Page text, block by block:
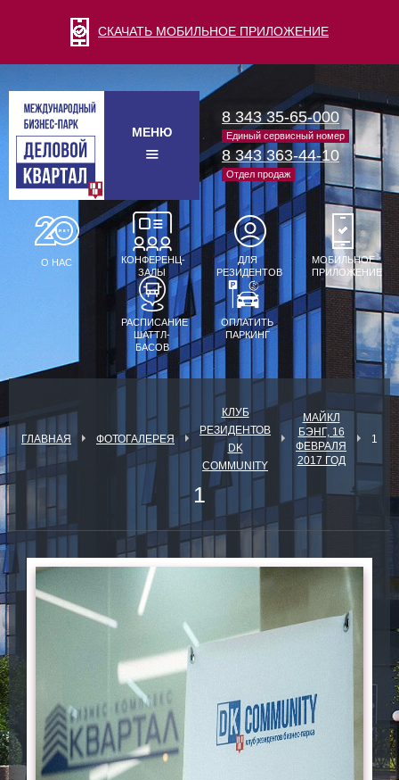
СКАЧАТЬ МОБИЛЬНОЕ ПРИЛОЖЕНИЕ
МЕНЮ
8 343 35-65-000
Единый сервисный номер
8 343 363-44-10
Отдел продаж
О НАС
КОНФЕРЕНЦ-
ЗАЛЫ
ДЛЯ
РЕЗИДЕНТОВ
МОБИЛЬНОЕ
ПРИЛОЖЕНИЕ
РАСПИСАНИЕ
ШАТТЛ-
БАСОВ
ОПЛАТИТЬ
ПАРКИНГ
ГЛАВНАЯ ФОТОГАЛЕРЕЯ
КЛУБ
РЕЗИДЕНТОВ
DK
COMMUNITY
МАЙКЛ
БЭНГ, 16
ФЕВРАЛЯ
2017 ГОД
1
1